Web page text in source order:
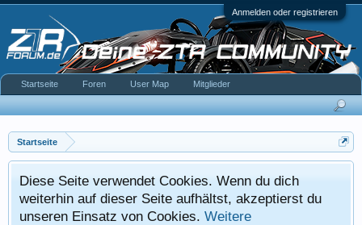
Anmelden oder registrieren
Startseite
Diese Seite verwendet Cookies. Wenn du dich
weiterhin auf dieser Seite aufhältst, akzeptierst du
unseren Einsatz von Cookies. Weitere
Startseite Foren User Map Mitglieder